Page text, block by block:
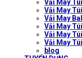
Vải May
Vải May
Vải May
Vải May
Vải May
Vải May
blog